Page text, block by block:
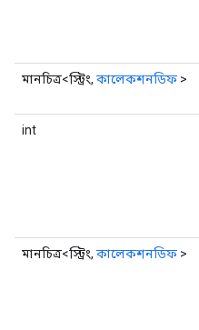
মানচিত্র<স্ট্রিং, কালেকশনডিফ >
int
মানচিত্র<স্ট্রিং, কালেকশনডিফ >